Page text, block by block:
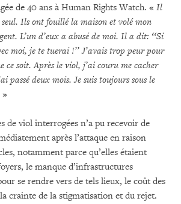
de 40 ans à Human Rights Watch. « Il
Ils ont fouillé la maison et volé mon
L’un d’eux a abusé de moi. Il a dit: ‘‘Si
moi, je te tuerai !’’ J’avais trop peur pour
ce soit. Après le viol, j’ai couru me cacher
passé deux mois. Je suis toujours sous le
»
de viol interrogées n’a pu recevoir de
après l’attaque en raison
notamment parce qu’elles étaient
le manque d’infrastructures
se rendre vers de tels lieux, le coût des
crainte de la stigmatisation et du rejet.